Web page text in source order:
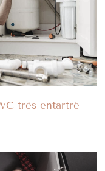
très entartré